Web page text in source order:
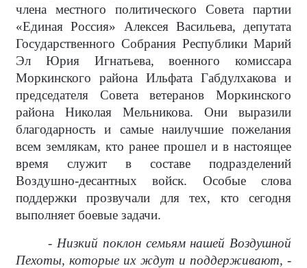
члена местного политического Совета партии
«Единая Россия» Алексея Васильева, депутата
Государственного Собрания Республики Марий
Эл Юрия Игнатьева, военного комиссара
Моркинского района Ильфата Габдулхакова и
председателя Совета ветеранов Моркинского
района Николая Мельникова. Они выразили
благодарность и самые наилучшие пожелания
всем землякам, кто ранее прошел и в настоящее
время служит в составе подразделений
Воздушно-десантных войск. Особые слова
поддержки прозвучали для тех, кто сегодня
выполняет боевые задачи.
- Низкий поклон семьям нашей Воздушной
Пехоты, которые их ждут и поддерживают, -